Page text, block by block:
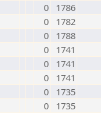
0
1786
0
1782
0
1788
0
1741
0
1741
0
1741
0
1735
0
1735